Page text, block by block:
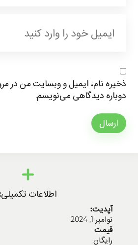
ذخیره نام، ایمیل و وبسایت من در
دوباره دیدگاهی می‌نویسم.
ارسال
اطلاعات
آپدیت:
نوامبر 1, 2024
قیمت
رایگان